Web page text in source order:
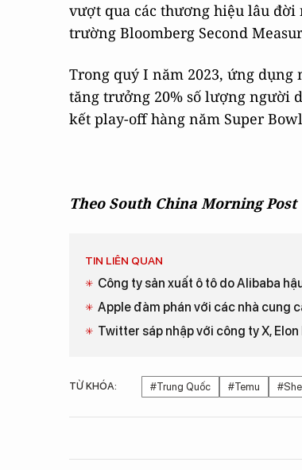
vượt qua các thương hiệu lâu đời
trường Bloomberg Second
Trong quý I năm 2023, ứng dụng
tăng trưởng 20% số lượng người
kết play-off hàng năm Super
Theo South China Morning Post
TIN LIÊN QUAN
Công ty sản xuất ô tô do Alibaba
Apple đàm phán với các nhà cung
Twitter sáp nhập với công ty X,
TỪ KHÓA: #Trung Quốc #Temu